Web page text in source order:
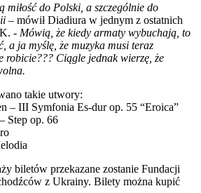
miłość do Polski, a szczególnie do
– mówił Diadiura w jednym z ostatnich
- Mówią, że kiedy armaty wybuchają, to
a ja myślę, że muzyka musi teraz
robicie??? Ciągle jednak wierzę, że
takie utwory:
– III Symfonia Es-dur op. 55 “Eroica”
Step op. 66
biletów przekazane zostanie Fundacji
z Ukrainy. Bilety można kupić